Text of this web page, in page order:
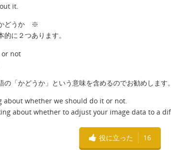
it.
どうか ※
的に２つあります。
not
の「かどうか」という意味を含めるのでお勧めします。
about whether we should do it or not.
about whether to adjust your image data to a
役に立った 16